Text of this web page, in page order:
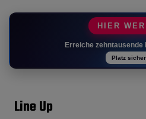
HIER
Erreiche
Platz
Line Up